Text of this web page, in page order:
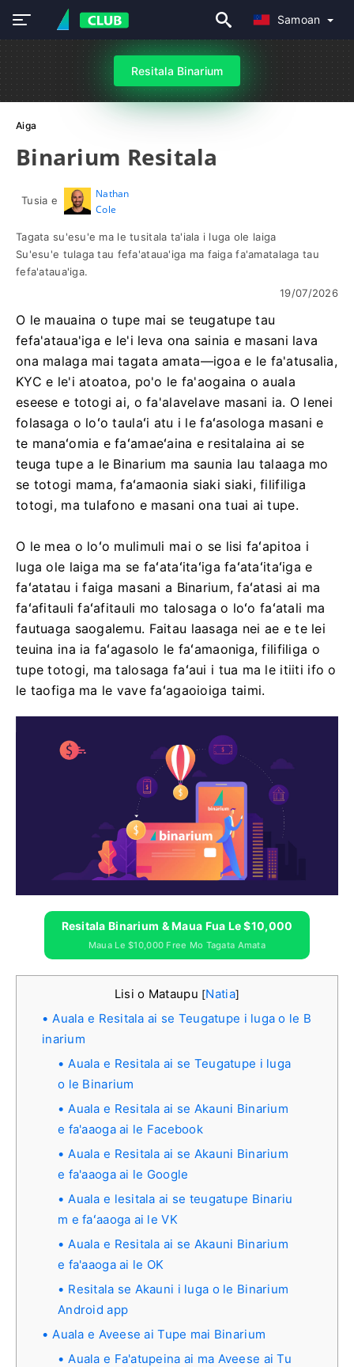
Samoan
Resitala Binarium
Aiga
Binarium Resitala
Tusia e
Nathan
Cole
Tagata su'esu'e ma le tusitala ta'iala i luga ole laiga
Su'esu'e tulaga tau fefa'ataua'iga ma faiga fa'amatalaga tau
fefa'ataua'iga.
19/07/2026
O le mauaina o tupe mai se teugatupe tau
fefa'ataua'iga e le'i leva ona sainia e masani lava
ona malaga mai tagata amata—igoa e le fa'atusalia,
KYC e le'i atoatoa, po'o le fa'aogaina o auala
eseese e totogi ai, o fa'alavelave masani ia. O lenei
folasaga o loʻo taulaʻi atu i le faʻasologa masani e
te manaʻomia e faʻamaeʻaina e resitalaina ai se
teuga tupe a le Binarium ma saunia lau talaaga mo
se totogi mama, faʻamaonia siaki siaki, filifiliga
totogi, ma tulafono e masani ona tuai ai tupe.
O le mea o loʻo mulimuli mai o se lisi faʻapitoa i
luga ole laiga ma se faʻataʻitaʻiga faʻataʻitaʻiga e
faʻatatau i faiga masani a Binarium, faʻatasi ai ma
faʻafitauli faʻafitauli mo talosaga o loʻo faʻatali ma
fautuaga saogalemu. Faitau laasaga nei ae e te lei
teuina ina ia faʻagasolo le faʻamaoniga, filifiliga o
tupe totogi, ma talosaga faʻaui i tua ma le itiiti ifo o
le taofiga ma le vave faʻagaoioiga taimi.
Resitala Binarium & Maua Fua Le $10,000
Maua Le $10,000 Free Mo Tagata Amata
Lisi o Mataupu [Natia]
Auala e Resitala ai se Teugatupe i luga o le B
inarium
Auala e Resitala ai se Teugatupe i luga
o le Binarium
Auala e Resitala ai se Akauni Binarium
e fa'aaoga ai le Facebook
Auala e Resitala ai se Akauni Binarium
e fa'aaoga ai le Google
Auala e lesitala ai se teugatupe Binariu
m e faʻaaoga ai le VK
Auala e Resitala ai se Akauni Binarium
e fa'aaoga ai le OK
Resitala se Akauni i luga o le Binarium
Android app
Auala e Aveese ai Tupe mai Binarium
Auala e Fa'atupeina ai ma Aveese ai Tu